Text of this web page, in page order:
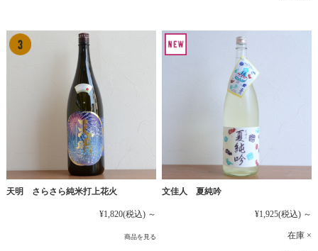
天明 さらさら純米打上花火
¥1,820(税込) ～
商品を見る
文佳人 夏純吟
¥1,925(税込) ～
在庫 ×